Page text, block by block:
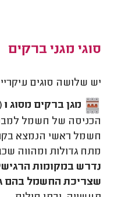
סוגי מגני ברקים
יש שלושה סוגים
מגן ברקים מסוג 1 (Type 1 SPD) -
הכניסה של חשמל
חשמל ראשי הנמצא
מתח גדולות ומהווה
נדרש במקומות
שצריכת החשמל בהם